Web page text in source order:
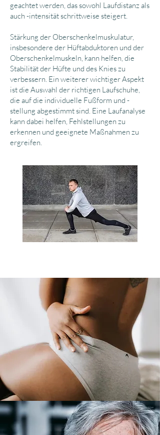
geachtet werden, das sowohl Laufdistanz als
auch -intensität schrittweise steigert.
Stärkung der Oberschenkelmuskulatur,
insbesondere der Hüftabduktoren und der
Oberschenkelmuskeln, kann helfen, die
Stabilität der Hüfte und des Knies zu
verbessern. Ein weiterer wichtiger Aspekt
ist die Auswahl der richtigen Laufschuhe,
die auf die individuelle Fußform und -
stellung abgestimmt sind. Eine Laufanalyse
kann dabei helfen, Fehlstellungen zu
erkennen und geeignete Maßnahmen zu
ergreifen.